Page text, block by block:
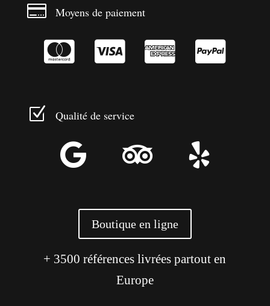
 Moyens de paiement
   
Z Qualité de service
  
Boutique en ligne
+ 3500 références livrées partout en
Europe